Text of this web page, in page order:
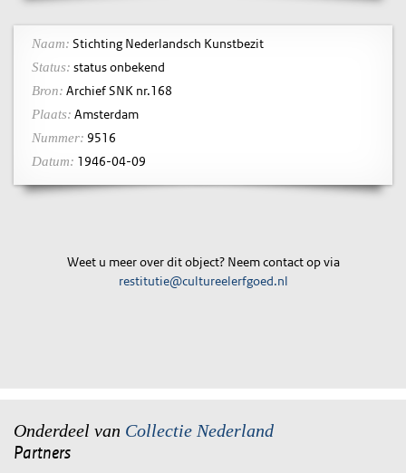
Naam: Stichting Nederlandsch Kunstbezit
Status: status onbekend
Bron: Archief SNK nr.168
Plaats: Amsterdam
Nummer: 9516
Datum: 1946-04-09
Weet u meer over dit object? Neem contact op via
restitutie@cultureelerfgoed.nl
Onderdeel van Collectie Nederland
Partners